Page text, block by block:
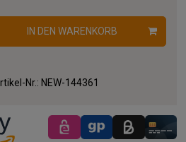
IN DEN WARENKORB
Nr.: NEW-144361